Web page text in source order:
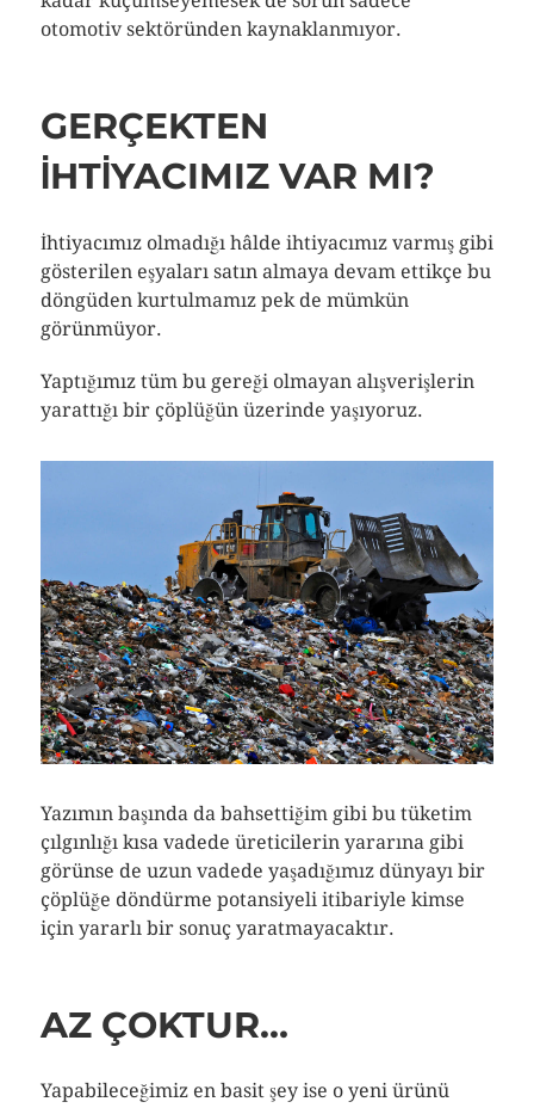
otomotiv sektöründen kaynaklanmıyor.
GERÇEKTEN
IHTIYACIMIZ VAR MI?
İhtiyacımız olmadığı hâlde ihtiyacımız varmış gibi
gösterilen eşyaları satın almaya devam ettikçe bu
döngüden kurtulmamız pek de mümkün
görünmüyor.
Yaptığımız tüm bu gereği olmayan alışverişlerin
yarattığı bir çöplüğün üzerinde yaşıyoruz.
Yazımın başında da bahsettiğim gibi bu tüketim
çılgınlığı kısa vadede üreticilerin yararına gibi
görünse de uzun vadede yaşadığımız dünyayı bir
çöplüğe döndürme potansiyeli itibariyle kimse
için yararlı bir sonuç yaratmayacaktır.
AZ ÇOKTUR…
Yapabileceğimiz en basit şey ise o yeni ürünü